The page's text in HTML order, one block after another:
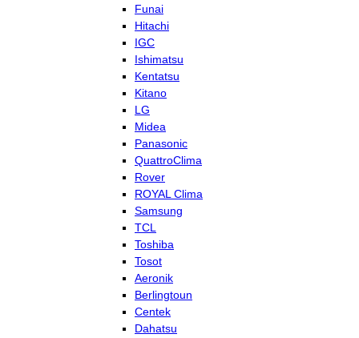
Funai
Hitachi
IGC
Ishimatsu
Kentatsu
Kitano
LG
Midea
Panasonic
QuattroClima
Rover
ROYAL Clima
Samsung
TCL
Toshiba
Tosot
Aeronik
Berlingtoun
Centek
Dahatsu